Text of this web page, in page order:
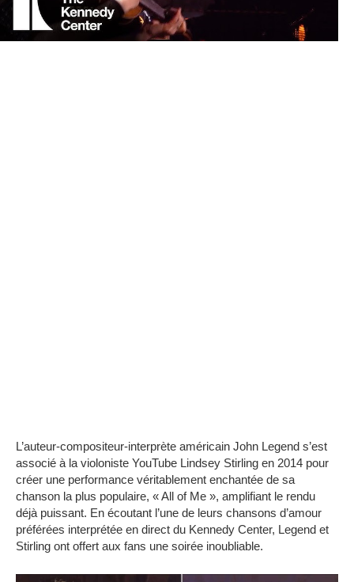
L’auteur-compositeur-interprète américain John Legend s’est
associé à la violoniste YouTube Lindsey Stirling en 2014 pour
créer une performance véritablement enchantée de sa
chanson la plus populaire, « All of Me », amplifiant le rendu
déjà puissant. En écoutant l’une de leurs chansons d’amour
préférées interprétée en direct du Kennedy Center, Legend et
Stirling ont offert aux fans une soirée inoubliable.